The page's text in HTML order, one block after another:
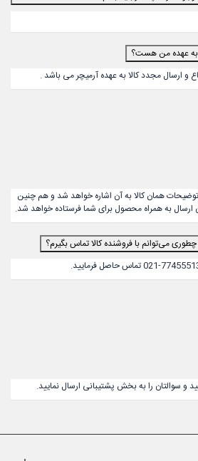
به عهده من هست؟
و ارسال مجدد کالا به عهده آرمیچر می باشد .
توضیحات همان کالا به آن اشاره خواهد شد و هم چنین
ارسال به همراه محصول برای شما فرستاده خواهد شد.
می‌توانم با فروشنده کالا تماس بگیرم؟
و سوالتان را به بخش پشتیبانی ارسال نمایید.